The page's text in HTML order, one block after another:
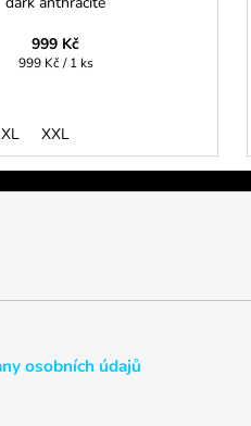
999 Kč
Měrná
999 Kč / 1 ks
XL XXL
osobních údajů